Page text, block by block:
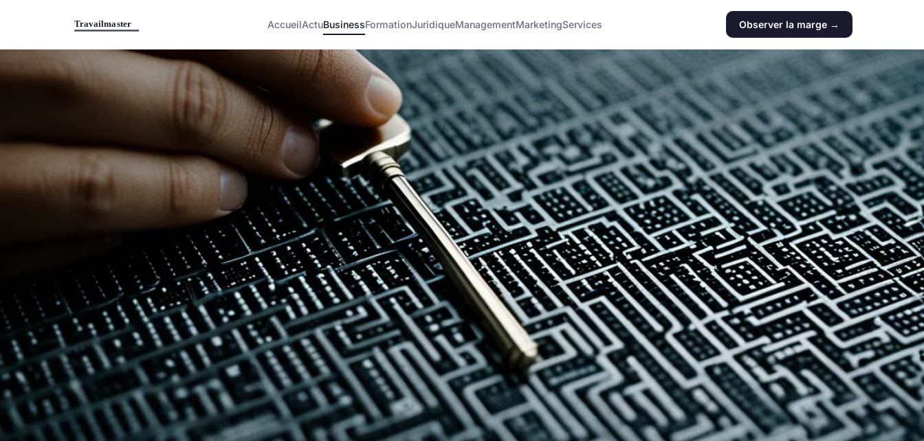
AccueilActuBusinessFormationJuridiqueManagementMarketingServices Observer la marge →